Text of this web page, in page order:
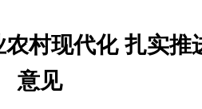
村现代化 扎实推
意见